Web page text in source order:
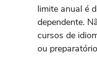
limite anual é
dependente.
cursos de
ou